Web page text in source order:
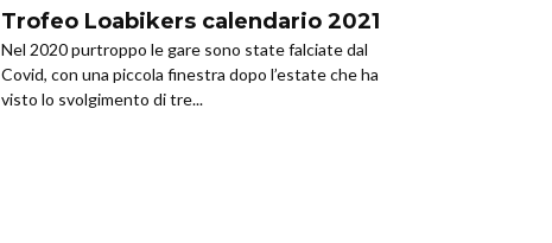
Trofeo Loabikers calendario 2021
Nel 2020 purtroppo le gare sono state falciate dal
Covid, con una piccola finestra dopo l’estate che ha
visto lo svolgimento di tre...